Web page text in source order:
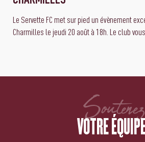
Le Servette FC met sur pied un évènement
Charmilles le jeudi 20 août à 18h. Le club vous
VOTRE